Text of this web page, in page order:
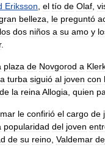
Eriksson, el tío de Olaf,
belleza, le preguntó
los dos niños a su amo y
.
plaza de Novgorod a
turba siguió al joven con
de la reinaAllogia, quien
le confirió el cargo de
popularidad del joven
de su reino, Valdemar